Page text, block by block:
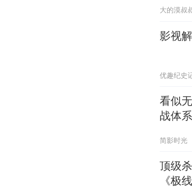
大的漠叔
影视
优趣纪史
看似
战体系
简影时光
顶级
《极